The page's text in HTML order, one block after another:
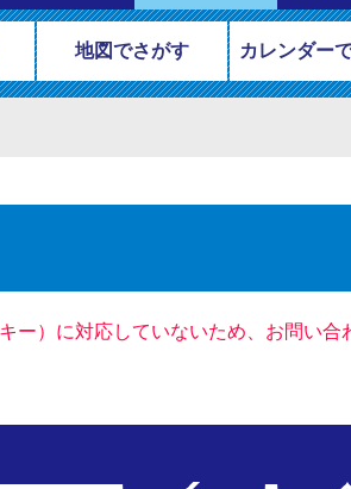
地図でさがす カレンダー
ー）に対応していないため、お問い合